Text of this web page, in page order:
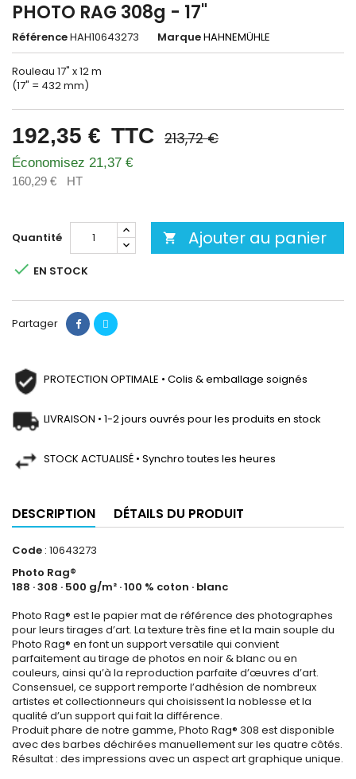
PHOTO RAG 308g - 17"
RéférenceHAH10643273 MarqueHAHNEMÜHLE
Rouleau 17" x 12 m
(17" = 432 mm)
192,35 € TTC 213,72 €
Économisez 21,37 €
160,29 € HT
Quantité  Ajouter au panier
 EN STOCK
Partager
PROTECTION OPTIMALE • Colis & emballage soignés
LIVRAISON • 1-2 jours ouvrés pour les produits en stock
STOCK ACTUALISÉ • Synchro toutes les heures
DESCRIPTION DÉTAILS DU PRODUIT
Code : 10643273
Photo Rag®
188 · 308 · 500 g/m² · 100 % coton · blanc
Photo Rag® est le papier mat de référence des photographes
pour leurs tirages d’art. La texture très fine et la main souple du
Photo Rag® en font un support versatile qui convient
parfaitement au tirage de photos en noir & blanc ou en
couleurs, ainsi qu’à la reproduction parfaite d’œuvres d’art.
Consensuel, ce support remporte l’adhésion de nombreux
artistes et collectionneurs qui choisissent la noblesse et la
qualité d’un support qui fait la différence.
Produit phare de notre gamme, Photo Rag® 308 est disponible
avec des barbes déchirées manuellement sur les quatre côtés.
Résultat : des impressions avec un aspect art graphique unique.